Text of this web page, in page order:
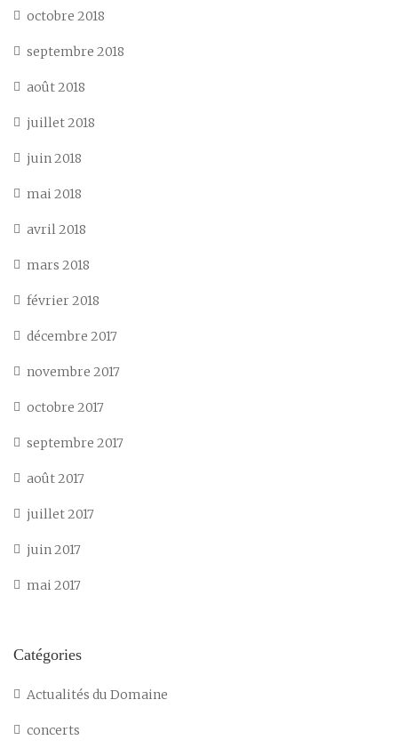
octobre 2018
septembre 2018
août 2018
juillet 2018
juin 2018
mai 2018
avril 2018
mars 2018
février 2018
décembre 2017
novembre 2017
octobre 2017
septembre 2017
août 2017
juillet 2017
juin 2017
mai 2017
Catégories
Actualités du Domaine
concerts